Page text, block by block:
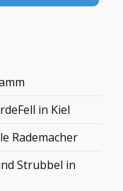
in Kiel
Rademacher
Strubbel in